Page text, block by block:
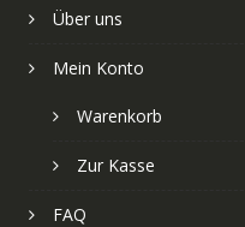
Über uns
Mein Konto
Warenkorb
Zur Kasse
FAQ